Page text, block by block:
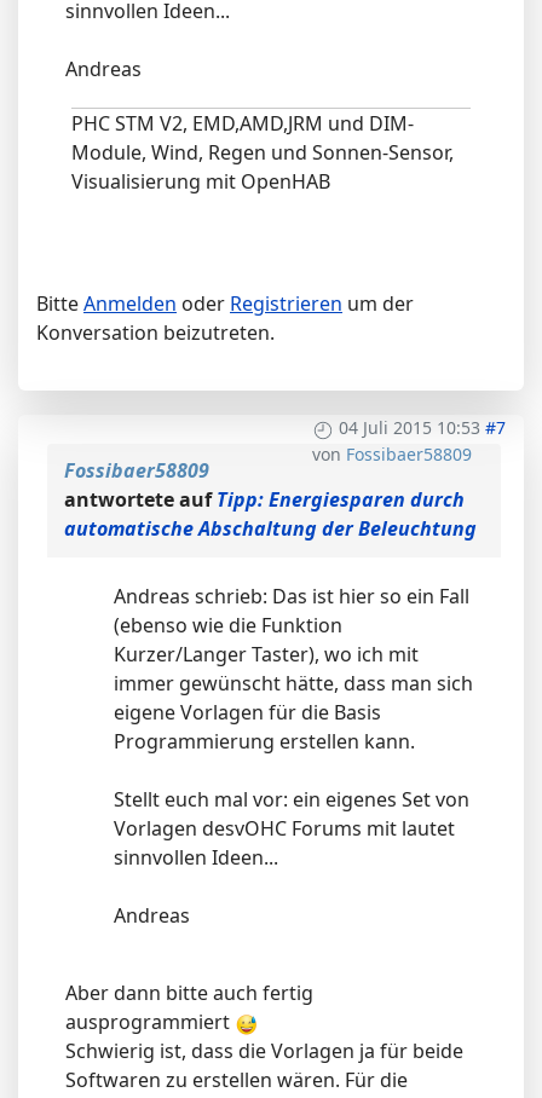
sinnvollen Ideen...
Andreas
PHC STM V2, EMD,AMD,JRM und DIM-
Module, Wind, Regen und Sonnen-Sensor,
Visualisierung mit OpenHAB
BitteAnmelden oder Registrieren um der
Konversation beizutreten.
04 Juli 2015 10:53 #7
von Fossibaer58809
Fossibaer58809
antwortete aufTipp: Energiesparen durch
automatische Abschaltung der Beleuchtung
Andreas schrieb: Das ist hier so ein Fall
(ebenso wie die Funktion
Kurzer/Langer Taster), wo ich mit
immer gewünscht hätte, dass man sich
eigene Vorlagen für die Basis
Programmierung erstellen kann.
Stellt euch mal vor: ein eigenes Set von
Vorlagen desvOHC Forums mit lautet
sinnvollen Ideen...
Andreas
Aber dann bitte auch fertig
ausprogrammiert
Schwierig ist, dass die Vorlagen ja für beide
Softwaren zu erstellen wären. Für die